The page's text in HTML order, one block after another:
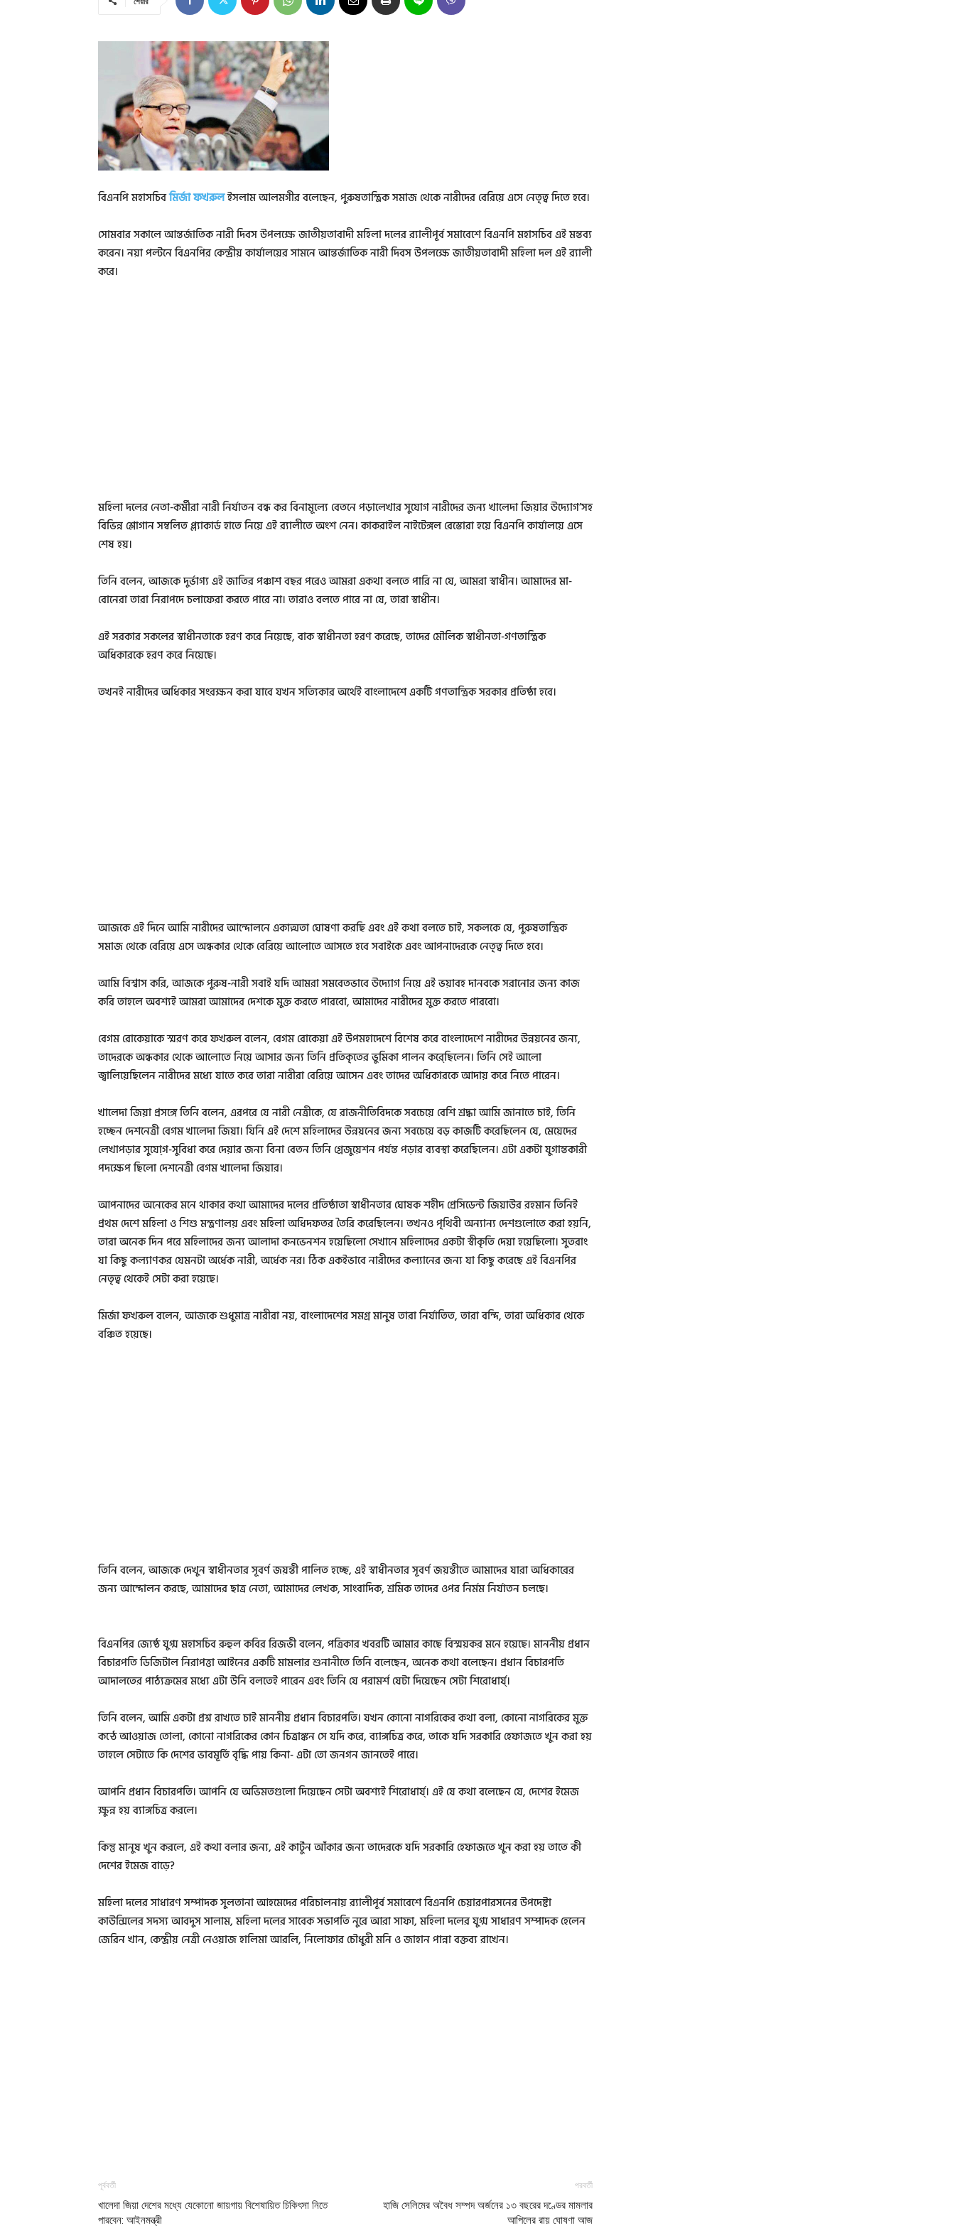
বিএনপি মহাসচিবমির্জা ফখরুলইসলাম আলমগীর বলেছেন, পুরুষতান্ত্রিক সমাজ থেকে নারীদের বেরিয়ে এসে নেতৃত্ব দিতে হবে।
সোমবার সকালে আন্তর্জাতিক নারী দিবস উপলক্ষে জাতীয়তাবাদী মহিলা দলের র‌্যালীপূর্ব সমাবেশে বিএনপি মহাসচিব এই মন্তব্য
করেন। নয়া পল্টনে বিএনপির কেন্দ্রীয় কার্যালয়ের সামনে আন্তর্জাতিক নারী দিবস উপলক্ষে জাতীয়তাবাদী মহিলা দল এই র‌্যালী
করে।
মহিলা দলের নেতা-কর্মীরা নারী নির্যাতন বন্ধ কর বিনামূল্যে বেতনে পড়ালেখার সুযোগ নারীদের জন্য খালেদা জিয়ার উদ্যোগ’সহ
বিভিন্ন শ্লোগান সম্বলিত প্ল্যাকার্ড হাতে নিয়ে এই র‌্যালীতে অংশ নেন। কাকরাইল নাইটেঙ্গল রেস্তোরা হয়ে বিএনপি কার্যালয়ে এসে
শেষ হয়।
তিনি বলেন, আজকে দুর্ভাগ্য এই জাতির পঞ্চাশ বছর পরেও আমরা একথা বলতে পারি না যে, আমরা স্বাধীন। আমাদের মা-
বোনেরা তারা নিরাপদে চলাফেরা করতে পারে না। তারাও বলতে পারে না যে, তারা স্বাধীন।
এই সরকার সকলের স্বাধীনতাকে হরণ করে নিয়েছে, বাক স্বাধীনতা হরণ করেছে, তাদের মৌলিক স্বাধীনতা-গণতান্ত্রিক
অধিকারকে হরণ করে নিয়েছে।
তখনই নারীদের অধিকার সংরক্ষন করা যাবে যখন সত্যিকার অর্থেই বাংলাদেশে একটি গণতান্ত্রিক সরকার প্রতিষ্ঠা হবে।
আজকে এই দিনে আমি নারীদের আন্দোলনে একাত্মতা ঘোষণা করছি এবং এই কথা বলতে চাই, সকলকে যে, পুরুষতান্ত্রিক
সমাজ থেকে বেরিয়ে এসে অন্ধকার থেকে বেরিয়ে আলোতে আসতে হবে সবাইকে এবং আপনাদেরকে নেতৃত্ব দিতে হবে।
আমি বিশ্বাস করি, আজকে পুরুষ-নারী সবাই যদি আমরা সমবেতভাবে উদ্যোগ নিয়ে এই ভয়াবহ দানবকে সরানোর জন্য কাজ
করি তাহলে অবশ্যই আমরা আমাদের দেশকে মুক্ত করতে পারবো, আমাদের নারীদের মুক্ত করতে পারবো।
বেগম রোকেয়াকে স্মরণ করে ফখরুল বলেন, বেগম রোকেয়া এই উপমহাদেশে বিশেষ করে বাংলাদেশে নারীদের উন্নয়নের জন্য,
তাদেরকে অন্ধকার থেকে আলোতে নিয়ে আসার জন্য তিনি প্রতিকৃতের ভুমিকা পালন করে্ছিলেন। তিনি সেই আলো
জ্বালিয়েছিলেন নারীদের মধ্যে যাতে করে তারা নারীরা বেরিয়ে আসেন এবং তাদের অধিকারকে আদায় করে নিতে পারেন।
খালেদা জিয়া প্রসঙ্গে তিনি বলেন, এরপরে যে নারী নেত্রীকে, যে রাজনীতিবিদকে সবচেয়ে বেশি শ্রদ্ধা আমি জানাতে চাই, তিনি
হচ্ছেন দেশনেত্রী বেগম খালেদা জিয়া। যিনি এই দেশে মহিলাদের উন্নয়নের জন্য সবচেয়ে বড় কাজটি করেছিলেন যে, মেয়েদের
লেখাপড়ার সুযো্গ-সুবিধা করে দেয়ার জন্য বিনা বেতন তিনি গ্রেজুয়েশন পর্যন্ত পড়ার ব্যবস্থা করেছিলেন। এটা একটা যুগান্তকারী
পদক্ষেপ ছিলো দেশনেত্রী বেগম খালেদা জিয়ার।
আপনাদের অনেকের মনে থাকার কথা আমাদের দলের প্রতিষ্ঠাতা স্বাধীনতার ঘোষক শহীদ প্রেসিডেন্ট জিয়াউর রহমান তিনিই
প্রথম দেশে মহিলা ও শিশু মন্ত্রণালয় এবং মহিলা অধিদফতর তৈরি করেছিলেন। তখনও পৃথিবী অন্যান্য দেশগুলোতে করা হয়নি,
তারা অনেক দিন পরে মহিলাদের জন্য আলাদা কনভেনশন হয়েছিলো সেখানে মহিলাদের একটা স্বীকৃতি দেয়া হয়েছিলো। সুতরাং
যা কিছু কল্যাণকর যেমনটা অর্ধেক নারী, অর্ধেক নর। ঠিক একইভাবে নারীদের কল্যানের জন্য যা কিছু করেছে এই বিএনপির
নেতৃত্ব থেকেই সেটা করা হয়েছে।
মির্জা ফখরুল বলেন, আজকে শুধুমাত্র নারীরা নয়, বাংলাদেশের সমগ্র মানুষ তারা নির্যাতিত, তারা বন্দি, তারা অধিকার থেকে
বঞ্চিত হয়েছে।
তিনি বলেন, আজকে দেখুন স্বাধীনতার সূবর্ণ জয়ন্তী পালিত হচ্ছে, এই স্বাধীনতার সূবর্ণ জয়ন্তীতে আমাদের যারা অধিকারের
জন্য আন্দোলন করছে, আমাদের ছাত্র নেতা, আমাদের লেখক, সাংবাদিক, শ্রমিক তাদের ওপর নির্মম নির্যাতন চলছে।
বিএনপির জ্যেষ্ঠ যুগ্ম মহাসচিব রুহুল কবির রিজভী বলেন, পত্রিকার খবরটি আমার কাছে বিস্ময়কর মনে হয়েছে। মাননীয় প্রধান
বিচারপতি ডিজিটাল নিরাপত্তা আইনের একটি মামলার শুনানীতে তিনি বলেছেন, অনেক কথা বলেছেন। প্রধান বিচারপতি
আদালতের পাঠ্যক্রমের মধ্যে এটা উনি বলতেই পারেন এবং তিনি যে পরামর্শ যেটা দিয়েছেন সেটা শিরোধার্য্।
তিনি বলেন, আমি একটা প্রশ্ন রাখতে চাই মাননীয় প্রধান বিচারপতি। যখন কোনো নাগরিকের কথা বলা, কোনো নাগরিকের মুক্ত
কন্ঠে আওয়াজ তোলা, কোনো নাগরিকের কোন চিত্রাঙ্কন সে যদি করে, ব্যাঙ্গচিত্র করে, তাকে যদি সরকারি হেফাজতে খুন করা হয়
তাহলে সেটাতে কি দেশের ভাবমূর্তি বৃদ্ধি পায় কিনা- এটা তো জনগন জানতেই পারে।
আপনি প্রধান বিচারপতি। আপনি যে অভিমতগুলো দিয়েছেন সেটা অবশ্যই শিরোধার্য্। এই যে কথা বলেছেন যে, দেশের ইমেজ
ক্ষুন্ন হয় ব্যাঙ্গচিত্র করলে।
কিন্তু মানুষ খুন করলে, এই কথা বলার জন্য, এই কার্টুন আঁকার জন্য তাদেরকে যদি সরকারি হেফাজতে খুন করা হয় তাতে কী
দেশের ইমেজ বাড়ে?
মহিলা দলের সাধারণ সম্পাদক সুলতানা আহমেদের পরিচালনায় র‌্যালীপূর্ব সমাবেশে বিএনপি চেয়ারপারসনের উপদেষ্টা
কাউন্সিলের সদস্য আবদুস সালাম, মহিলা দলের সাবেক সভাপতি নুরে আরা সাফা, মহিলা দলের যুগ্ম সাধারণ সম্পাদক হেলেন
জেরিন খান, কেন্দ্রীয় নেত্রী নেওয়াজ হালিমা আরলি, নিলোফার চৌধুরী মনি ও জাহান পান্না বক্তব্য রাখেন।
পূর্ববর্তী
খালেদা জিয়া দেশের মধ্যে যেকোনো জায়গায় বিশেষায়িত চিকিৎসা নিতে
পারবেন: আইনমন্ত্রী
পরবর্তী
হাজি সেলিমের অবৈধ সম্পদ অর্জনের ১৩ বছরের দণ্ডের মামলার
আপিলের রায় ঘোষণা আজ